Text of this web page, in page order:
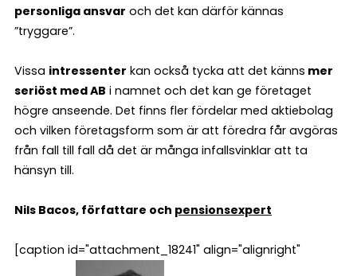
personliga ansvar och det kan därför kännas
”tryggare”.
Vissa intressenter kan också tycka att det känns mer
seriöst med AB i namnet och det kan ge företaget
högre anseende. Det finns fler fördelar med aktiebolag
och vilken företagsform som är att föredra får avgöras
från fall till fall då det är många infallsvinklar att ta
hänsyn till.
Nils Bacos, författare och pensionsexpert
[caption id="attachment_18241" align="alignright"